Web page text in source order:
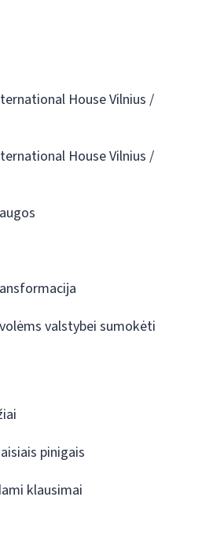
House Vilnius /
House Vilnius /
valstybei sumokėti
pinigais
klausimai